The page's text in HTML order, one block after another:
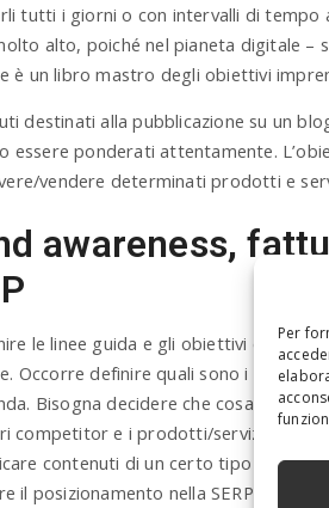
Per
tutti i giorni o con intervalli di tempo
alto, poiché nel pianeta digitale –
è un libro mastro degli obiettivi
destinati alla pubblicazione su un
essere ponderati attentamente.
vendere determinati prodotti e
awareness,
le linee guida e gli obiettivi da
Occorre definire quali sono i valori
Bisogna decidere che cosa si ha
competitor e i prodotti/servizi da
contenuti di un certo tipo e con
il posizionamento nella SERP dei